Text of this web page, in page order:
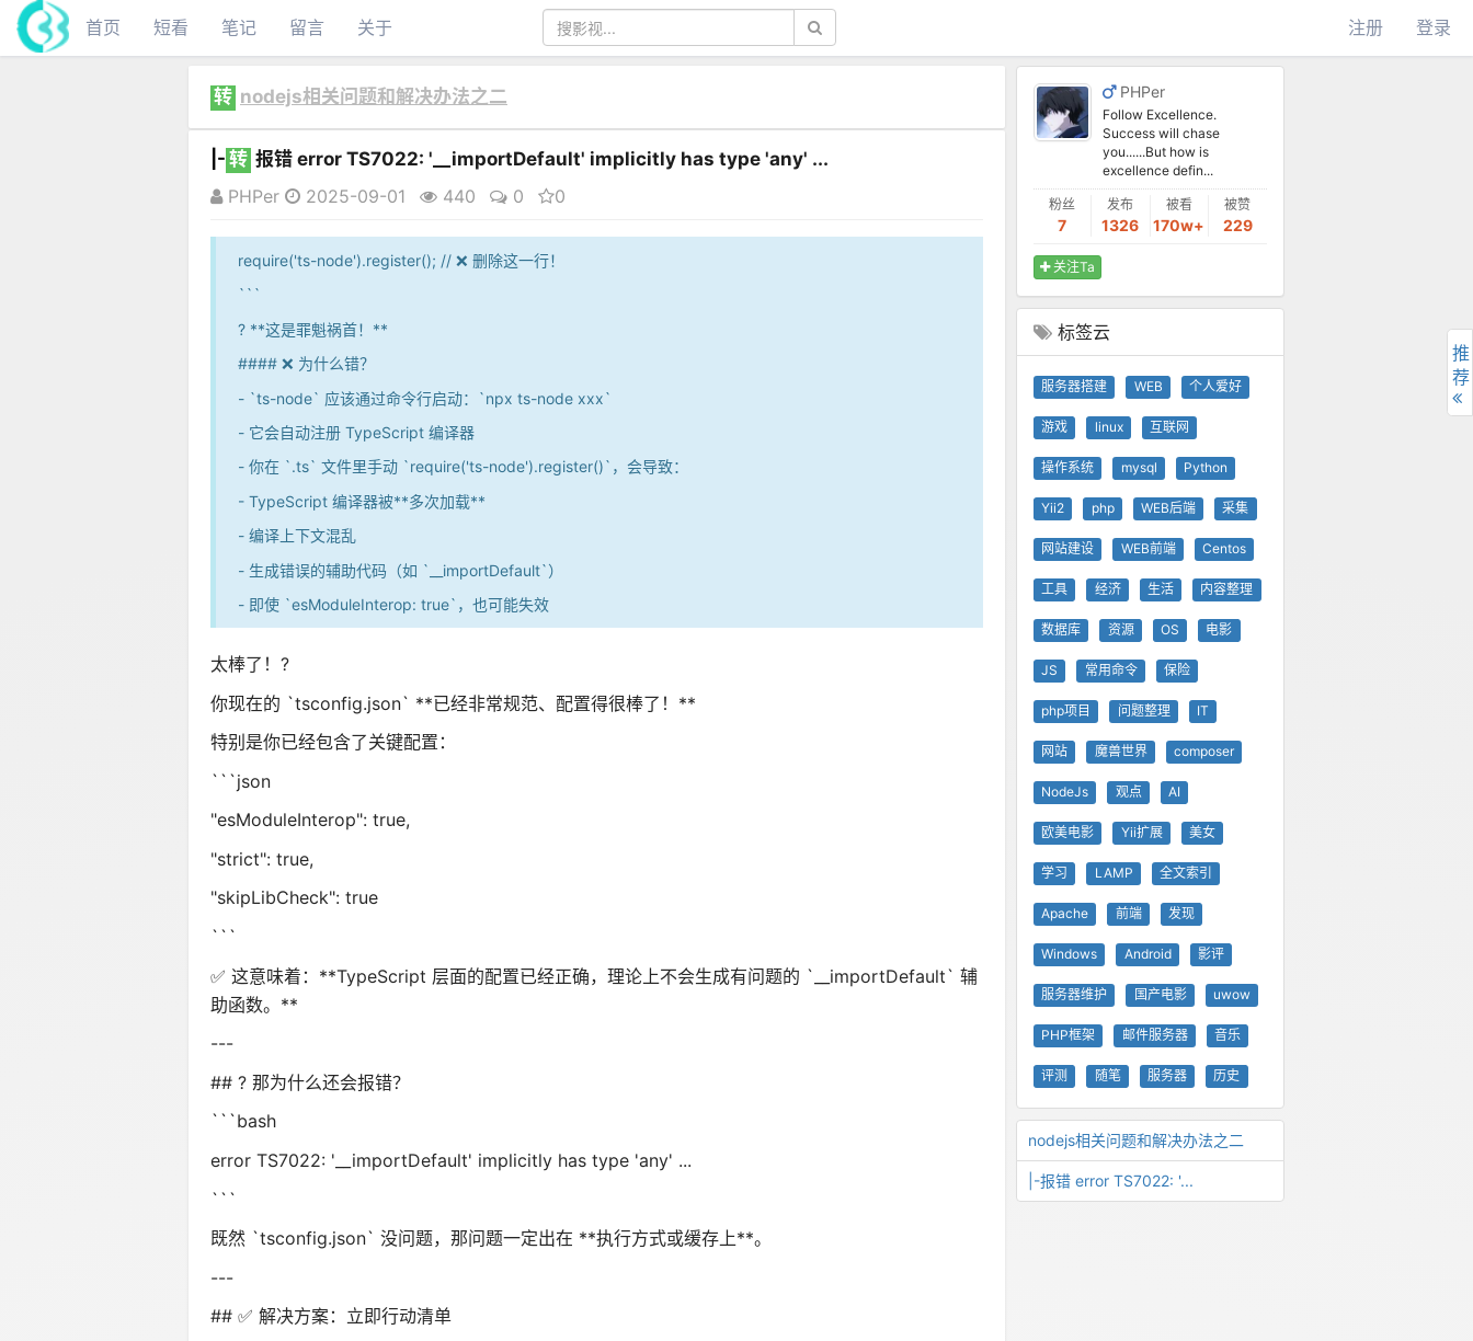
首页 短看 笔记 留言 关于 注册 登录
转 nodejs相关问题和解决办法之二
|- 转 报错 error TS7022: '__importDefault' implicitly has type 'any' ...
PHPer
2025-09-01 440 0 0
require('ts-node').register(); // ❌ 删除这一行！
```
? **这是罪魁祸首！**
#### ❌ 为什么错？
- `ts-node` 应该通过命令行启动：`npx ts-node xxx`
- 它会自动注册 TypeScript 编译器
- 你在 `.ts` 文件里手动 `require('ts-node').register()`，会导致：
- TypeScript 编译器被**多次加载**
- 编译上下文混乱
- 生成错误的辅助代码（如 `__importDefault`）
- 即使 `esModuleInterop: true`，也可能失效
太棒了！?
你现在的 `tsconfig.json` **已经非常规范、配置得很棒了！**
特别是你已经包含了关键配置：
```json
"esModuleInterop": true,
"strict": true,
"skipLibCheck": true
```
✅ 这意味着：**TypeScript 层面的配置已经正确，理论上不会生成有问题的 `__importDefault` 辅
助函数。**
---
## ? 那为什么还会报错？
```bash
error TS7022: '__importDefault' implicitly has type 'any' ...
```
既然 `tsconfig.json` 没问题，那问题一定出在 **执行方式或缓存上**。
---
## ✅ 解决方案：立即行动清单
PHPer
Follow Excellence.
Success will chase
you......But how is
excellence defin...
粉丝
7
发布
1326
被看
170w+
被赞
229
关注Ta
标签云
服务器搭建 WEB 个人爱好
游戏 linux 互联网
操作系统 mysql Python
Yii2 php WEB后端 采集
网站建设 WEB前端 Centos
工具 经济 生活 内容整理
数据库 资源 OS 电影
JS 常用命令 保险
php项目 问题整理 IT
网站 魔兽世界 composer
NodeJs 观点 AI
欧美电影 Yii扩展 美女
学习 LAMP 全文索引
Apache 前端 发现
Windows Android 影评
服务器维护 国产电影 uwow
PHP框架 邮件服务器 音乐
评测 随笔 服务器 历史
nodejs相关问题和解决办法之二
|-报错 error TS7022: '...
推
荐